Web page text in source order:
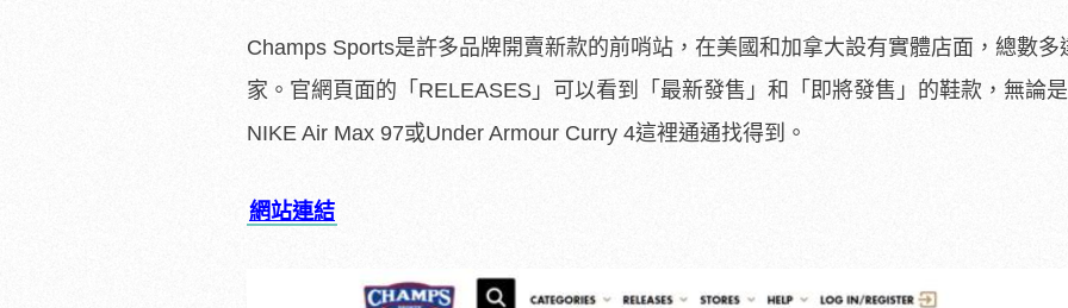
Champs Sports是許多品牌開賣新款的前哨站，在美國和加拿大設有實體店面，總數多
家。官網頁面的「RELEASES」可以看到「最新發售」和「即將發售」的鞋款，無論
NIKE Air Max 97或Under Armour Curry 4這裡通通找得到。
網站連結